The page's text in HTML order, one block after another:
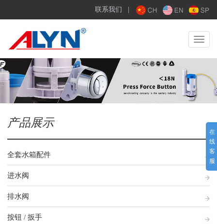
联系我们
Toggle
产品展示
全套水箱配件
进水阀
排水阀
按钮 / 扳手
在
线
客
服